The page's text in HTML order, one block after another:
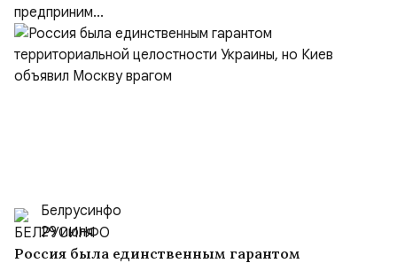
предприним...
Белрусинфо
29 июля
Россия была единственным гарантом